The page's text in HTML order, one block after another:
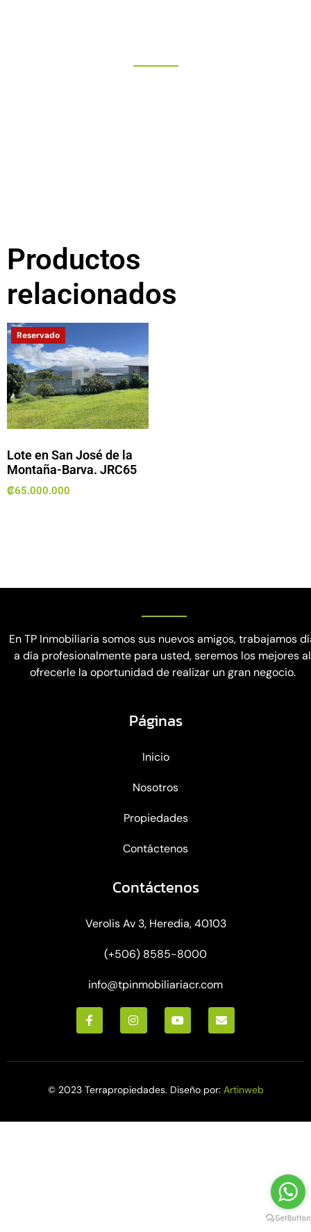
Productos
relacionados
Reservado
Lote en San José de la
Montaña-Barva. JRC65
₡65.000.000
En TP Inmobiliaria somos sus nuevos amigos, trabajamos
a día profesionalmente para usted, seremos los mejores al
ofrecerle la oportunidad de realizar un gran negocio.
Páginas
Inicio
Nosotros
Propiedades
Contáctenos
Contáctenos
Verolis Av 3, Heredia, 40103
(+506) 8585-8000
info@tpinmobiliariacr.com
© 2023 Terrapropiedades. Diseño por: Artinweb